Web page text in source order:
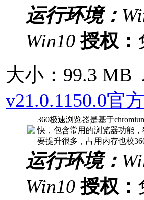
运行环境：
Win10 授权：
大小：99.3 MB
v21.0.1150.0官
360极速浏览器是基于
快，包含常用的浏览器功能
要提升很多，占用内存也校
运行环境：
Win10 授权：